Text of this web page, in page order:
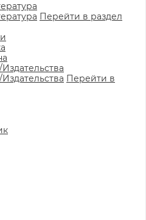
Перейти в раздел
Перейти в